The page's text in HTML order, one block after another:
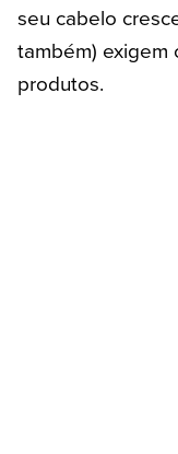
seu cabelo
também) exigem
produtos.